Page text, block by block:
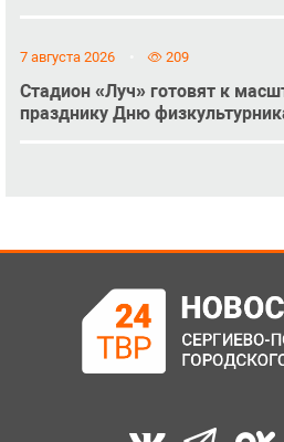
7 августа 2026 209
Стадион «Луч» готовят к
празднику Дню